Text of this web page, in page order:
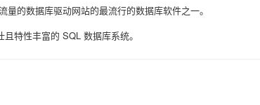
量的数据库驱动网站的最流行的数据库软件之一。
特性丰富的 SQL 数据库系统。